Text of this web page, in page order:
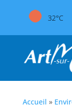
32°C
Accueil »